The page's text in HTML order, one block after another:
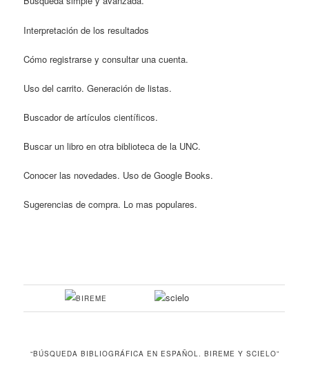
Interpretación de los resultados
Cómo registrarse y consultar una cuenta.
Uso del carrito. Generación de listas.
Buscador de artículos científicos.
Buscar un libro en otra biblioteca de la UNC.
Conocer las novedades. Uso de Google Books.
Sugerencias de compra. Lo mas populares.
“BÚSQUEDA BIBLIOGRÁFICA EN ESPAÑOL. BIREME Y SCIELO”